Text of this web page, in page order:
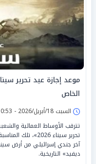
الخاص
السبت 18/أبريل/2026 - 10:53 م
تترقب الأوساط العمالية
تحرير سيناء
آخر جندي إسرائيلي من أرض
ديفيد» التاريخية.